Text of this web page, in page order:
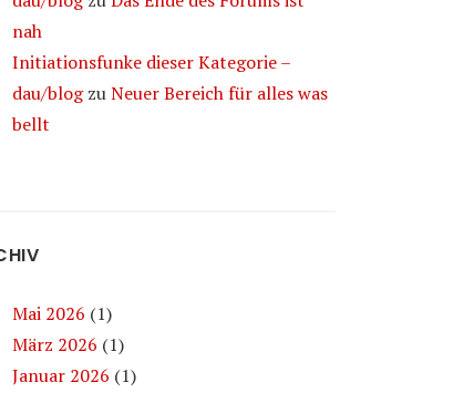
nah
Initiationsfunke dieser Kategorie –
dau/blogzuNeuer Bereich für alles was
bellt
Mai 2026 (1)
März 2026 (1)
Januar 2026 (1)